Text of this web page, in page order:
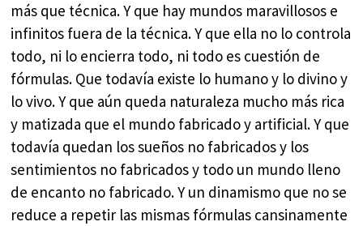
más que técnica. Y que hay mundos maravillosos e
infinitos fuera de la técnica. Y que ella no lo controla
todo, ni lo encierra todo, ni todo es cuestión de
fórmulas. Que todavía existe lo humano y lo divino y
lo vivo. Y que aún queda naturaleza mucho más rica
y matizada que el mundo fabricado y artificial. Y que
todavía quedan los sueños no fabricados y los
sentimientos no fabricados y todo un mundo lleno
de encanto no fabricado. Y un dinamismo que no se
reduce a repetir las mismas fórmulas cansinamente